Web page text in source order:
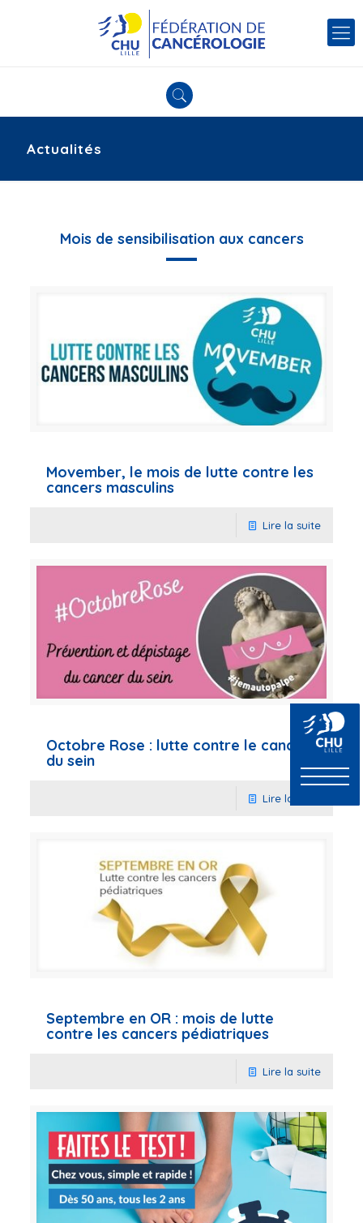
Actualités
Mois de sensibilisation aux cancers
Movember, le mois de lutte contre les
cancers masculins
Lire la suite
Octobre Rose : lutte contre le cancer
du sein
Lire la suite
Septembre en OR : mois de lutte
contre les cancers pédiatriques
Lire la suite